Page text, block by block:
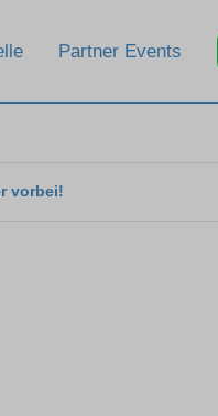
Partner Events
vorbei!